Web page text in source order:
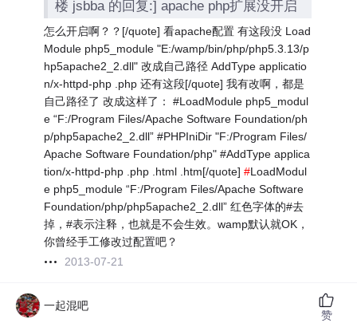
楼 jsbba 的回复:] apache php扩展没开启
怎么开启啊？？[/quote] 看apache配置 有这段没 Load
Module php5_module "E:/wamp/bin/php/php5.3.13/p
hp5apache2_2.dll" 改成自己路径 AddType applicatio
n/x-httpd-php .php 还有这段[/quote] 我有改啊，都是
自己路径了 改成这样了： #LoadModule php5_modul
e “F:/Program Files/Apache Software Foundation/ph
p/php5apache2_2.dll” #PHPIniDir "F:/Program Files/
Apache Software Foundation/php" #AddType applica
tion/x-httpd-php .php .html .htm[/quote]#LoadModul
e php5_module “F:/Program Files/Apache Software
Foundation/php/php5apache2_2.dll” 红色字体的#去
掉，#表示注释，也就是不会生效。wamp默认就OK，
你曾经手工修改过配置吧？
2013-07-21
一起混吧
赞